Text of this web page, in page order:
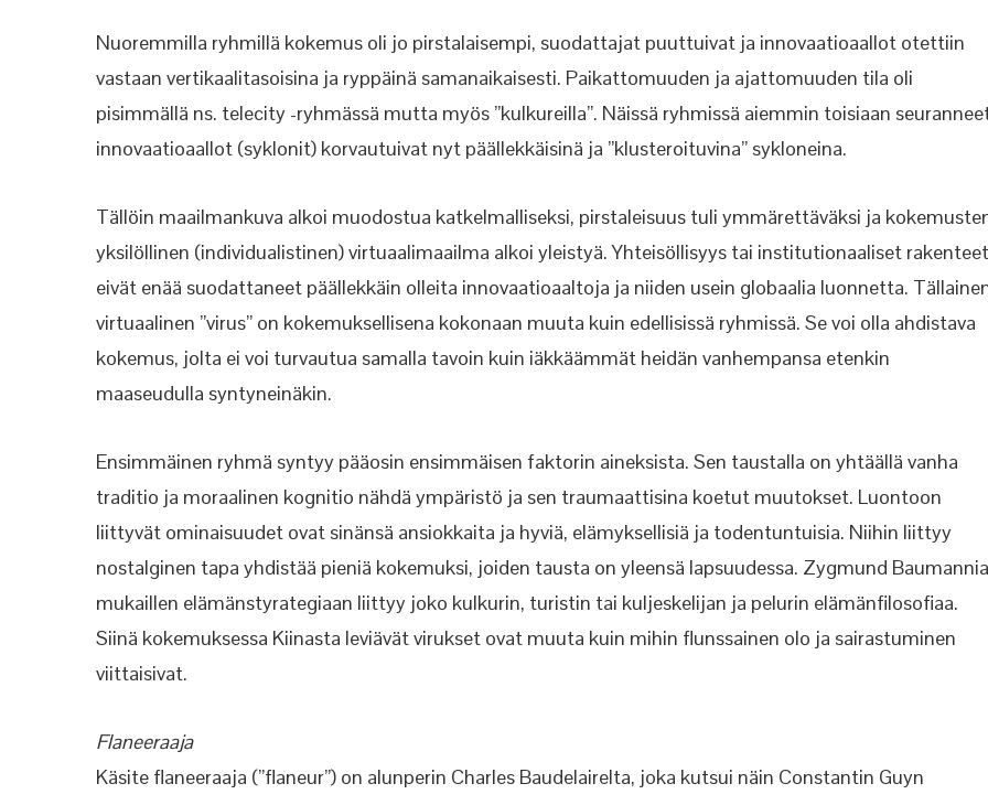
Nuoremmilla ryhmillä kokemus oli jo pirstalaisempi, suodattajat puuttuivat ja innovaatioaallot otettiin
vastaan vertikaalitasoisina ja ryppäinä samanaikaisesti. Paikattomuuden ja ajattomuuden tila oli
pisimmällä ns. telecity -ryhmässä mutta myös ”kulkureilla”. Näissä ryhmissä aiemmin toisiaan
innovaatioaallot (syklonit) korvautuivat nyt päällekkäisinä ja ”klusteroituvina” sykloneina.
Tällöin maailmankuva alkoi muodostua katkelmalliseksi, pirstaleisuus tuli ymmärettäväksi ja
yksilöllinen (individualistinen) virtuaalimaailma alkoi yleistyä. Yhteisöllisyys tai institutionaaliset rakenteet
eivät enää suodattaneet päällekkäin olleita innovaatioaaltoja ja niiden usein globaalia luonnetta.
virtuaalinen ”virus” on kokemuksellisena kokonaan muuta kuin edellisissä ryhmissä. Se voi olla ahdistava
kokemus, jolta ei voi turvautua samalla tavoin kuin iäkkäämmät heidän vanhempansa etenkin
maaseudulla syntyneinäkin.
Ensimmäinen ryhmä syntyy pääosin ensimmäisen faktorin aineksista. Sen taustalla on yhtäällä vanha
traditio ja moraalinen kognitio nähdä ympäristö ja sen traumaattisina koetut muutokset. Luontoon
liittyvät ominaisuudet ovat sinänsä ansiokkaita ja hyviä, elämyksellisiä ja todentuntuisia. Niihin liittyy
nostalginen tapa yhdistää pieniä kokemuksi, joiden tausta on yleensä lapsuudessa. Zygmund Baumannia
mukaillen elämänstyrategiaan liittyy joko kulkurin, turistin tai kuljeskelijan ja pelurin elämänfilosofiaa.
Siinä kokemuksessa Kiinasta leviävät virukset ovat muuta kuin mihin flunssainen olo ja sairastuminen
viittaisivat.
Flaneeraaja
Käsite flaneeraaja (”flaneur”) on alunperin Charles Baudelairelta, joka kutsui näin Constantin Guyn